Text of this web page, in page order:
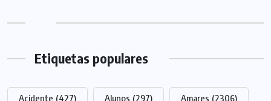
Etiquetas populares
Acidente (427) Alunos (297) Amares (2306)